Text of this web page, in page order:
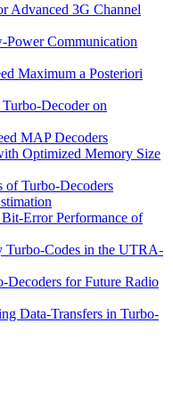
Advanced 3G Channel
Communication
Maximum a Posteriori
Decoder on
MAP Decoders
Optimized Memory Size
of Turbo-Decoders
Error Performance of
Turbo-Codes in the UTRA-
Decoders for Future Radio
Data-Transfers in Turbo-